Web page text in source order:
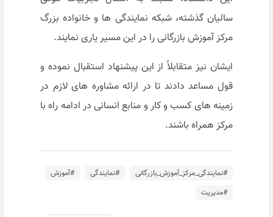
سالیان گذشته، شبکه نمایندگی­ ها و خانواده بزرگ
مرکز آموزش بازرگانی را در این مسیر یاری نمایند.
ایشان نیز متقابلاً از این پیشنهاد استقبال نموده و
قول مساعد دادند تا در ارائه مشاوره های لازم در
زمینه های کسب و کار و منابع انسانی در ادامه راه با
مرکز همراه باشند.
#نمایندگی_مرکز_آموزش_بازرگانی #نمایندگی
#آموزش
#مدیریت